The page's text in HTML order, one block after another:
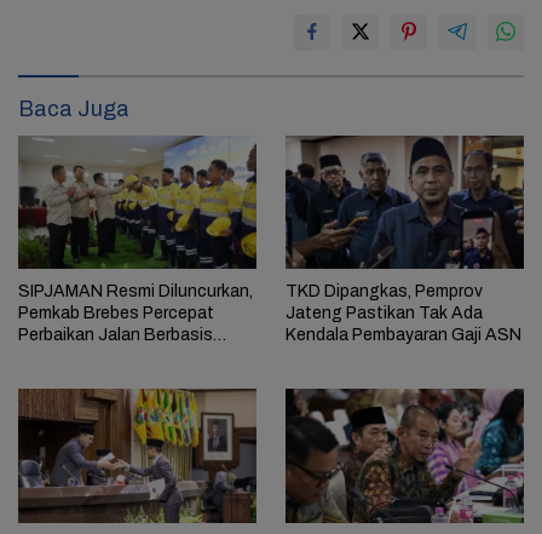
Baca Juga
SIPJAMAN Resmi Diluncurkan,
Pemkab Brebes Percepat
Perbaikan Jalan Berbasis
TKD Dipangkas, Pemprov
Jateng Pastikan Tak Ada
Kendala Pembayaran Gaji ASN